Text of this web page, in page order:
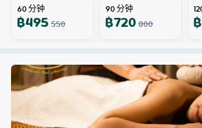
60分钟
฿495550
90分钟
฿720800 ฿